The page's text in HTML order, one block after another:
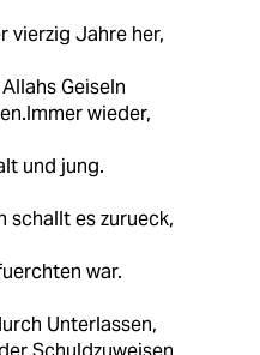
vierzig Jahre her,
Geiseln
wieder,
und jung.
schallt es zurueck,
war.
Unterlassen,